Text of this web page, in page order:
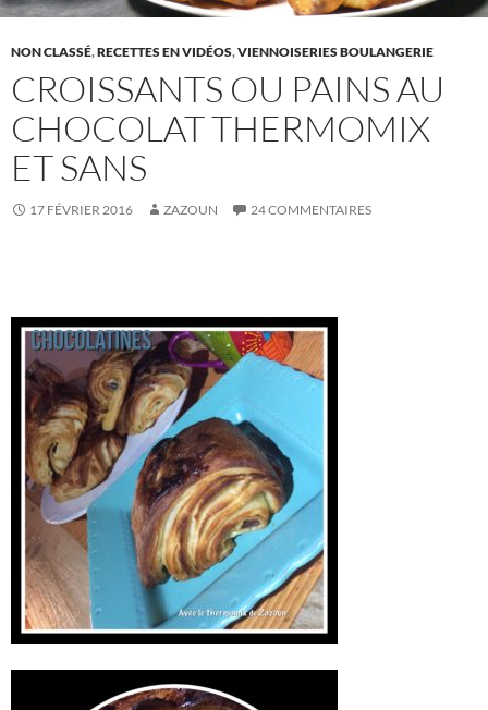
NON CLASSÉ,RECETTES EN VIDÉOS,VIENNOISERIES BOULANGERIE
CROISSANTS OU PAINS AU
CHOCOLAT THERMOMIX
ET SANS
17 FÉVRIER 2016 ZAZOUN 24 COMMENTAIRES